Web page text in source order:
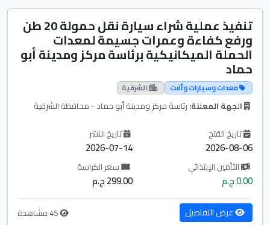
تنفيذ عملية شراء سيارة نقل حمولة 20 طن
ورفع كفاءة وعمرات جسيمة لمعدات
الحملة الميكانيكية برئاسة مركز ومدينة أبو
حماد
معدات وسيارات وألات الشرقية
الجهة المعلنة: رئاسة مركز ومدينة أبو حماد - محافظة الشرقية
تاريخ الفتح
2026-08-06
تاريخ النشر
2026-07-14
التأمين الإبتدائي
0.00 ج.م
سعر الكراسة
299.00 ج.م
عرض التفاصيل